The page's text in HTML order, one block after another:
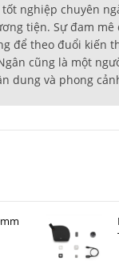
nghiệp chuyên
tiện. Sự đam
để theo đuổi kiến
cũng là một
dung và phong